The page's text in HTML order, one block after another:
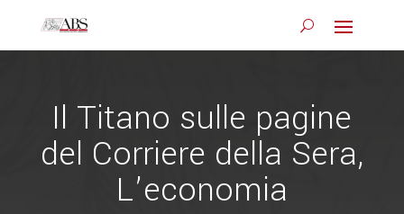
Il Titano sulle pagine
del Corriere della Sera,
L’economia